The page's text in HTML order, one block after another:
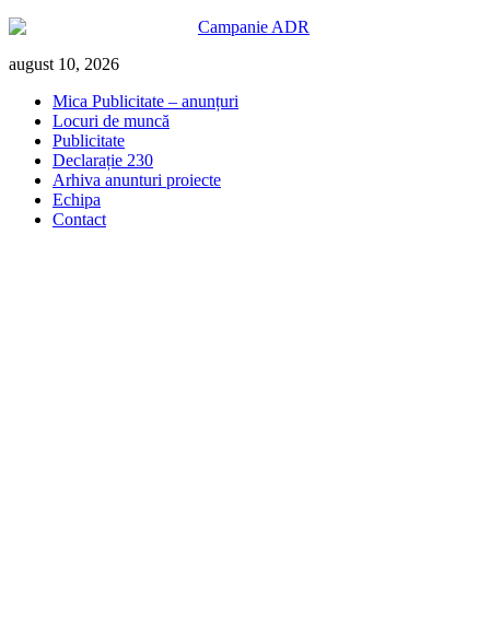
Skip
content
august 10, 2026
Mica Publicitate – anunțuri
Locuri de muncă
Publicitate
Declarație 230
Arhiva anunturi proiecte
Echipa
Contact